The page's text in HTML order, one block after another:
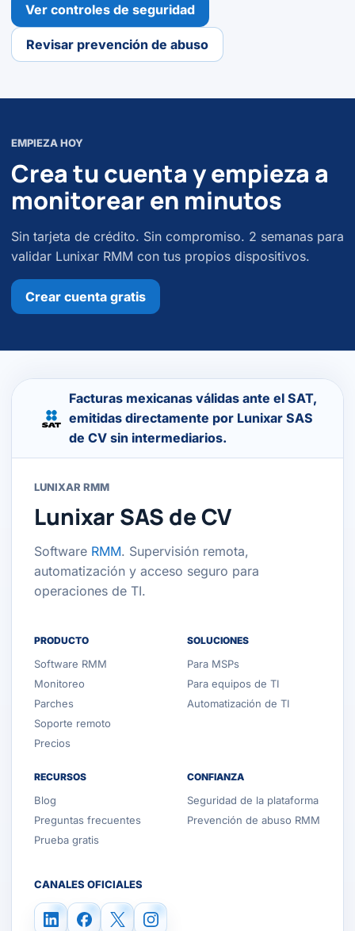
Ver controles de seguridad
Revisar prevención de abuso
EMPIEZA HOY
Crea tu cuenta y empieza a
monitorear en minutos
Sin tarjeta de crédito. Sin compromiso. 2 semanas para
validar Lunixar RMM con tus propios dispositivos.
Crear cuenta gratis
Facturas mexicanas válidas ante el SAT,
emitidas directamente por Lunixar SAS
de CV sin intermediarios.
LUNIXAR RMM
Lunixar SAS de CV
Software RMM. Supervisión remota,
automatización y acceso seguro para
operaciones de TI.
PRODUCTO
Software RMM
Monitoreo
Parches
Soporte remoto
Precios
SOLUCIONES
Para MSPs
Para equipos de TI
Automatización de TI
RECURSOS
Blog
Preguntas frecuentes
Prueba gratis
CONFIANZA
Seguridad de la plataforma
Prevención de abuso RMM
CANALES OFICIALES